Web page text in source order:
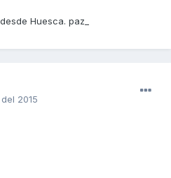
Huesca. paz_
2015